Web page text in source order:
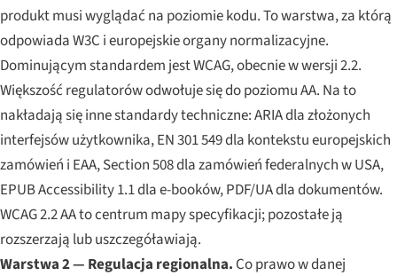
produkt musi wyglądać na poziomie kodu. To warstwa, za którą
odpowiada W3C i europejskie organy normalizacyjne.
Dominującym standardem jest WCAG, obecnie w wersji 2.2.
Większość regulatorów odwołuje się do poziomu AA. Na to
nakładają się inne standardy techniczne: ARIA dla złożonych
interfejsów użytkownika, EN 301 549 dla kontekstu europejskich
zamówień i EAA, Section 508 dla zamówień federalnych w USA,
EPUB Accessibility 1.1 dla e-booków, PDF/UA dla dokumentów.
WCAG 2.2 AA to centrum mapy specyfikacji; pozostałe ją
rozszerzają lub uszczegóławiają.
Warstwa 2 — Regulacja regionalna. Co prawo w danej